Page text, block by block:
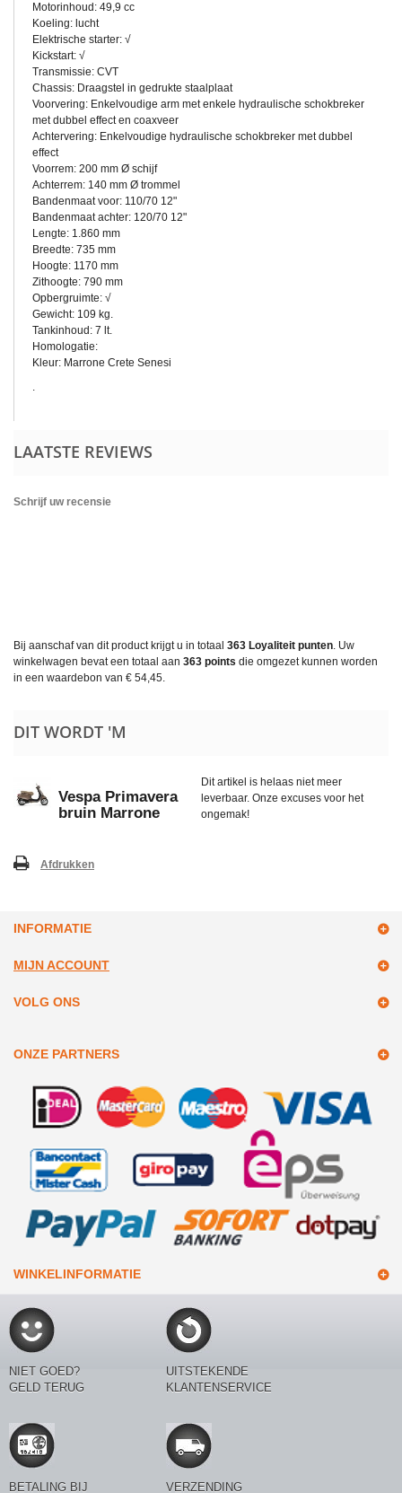
Motorinhoud: 49,9 cc
Koeling: lucht
Elektrische starter: √
Kickstart: √
Transmissie: CVT
Chassis: Draagstel in gedrukte staalplaat
Voorvering: Enkelvoudige arm met enkele hydraulische schokbreker
met dubbel effect en coaxveer
Achtervering: Enkelvoudige hydraulische schokbreker met dubbel
effect
Voorrem: 200 mm Ø schijf
Achterrem: 140 mm Ø trommel
Bandenmaat voor: 110/70 12"
Bandenmaat achter: 120/70 12"
Lengte: 1.860 mm
Breedte: 735 mm
Hoogte: 1170 mm
Zithoogte: 790 mm
Opbergruimte: √
Gewicht: 109 kg.
Tankinhoud: 7 lt.
Homologatie:
Kleur: Marrone Crete Senesi
.
LAATSTE REVIEWS
Schrijf uw recensie
Bij aanschaf van dit product krijgt u in totaal 363 Loyaliteit punten. Uw
winkelwagen bevat een totaal aan 363 points die omgezet kunnen worden
in een waardebon van € 54,45.
DIT WORDT 'M
Vespa Primavera
bruin Marrone
Dit artikel is helaas niet meer
leverbaar. Onze excuses voor het
ongemak!
Afdrukken
INFORMATIE
MIJN ACCOUNT
VOLG ONS
ONZE PARTNERS
WINKELINFORMATIE
NIET GOED?
GELD TERUG
UITSTEKENDE
KLANTENSERVICE
BETALING BIJ VERZENDING